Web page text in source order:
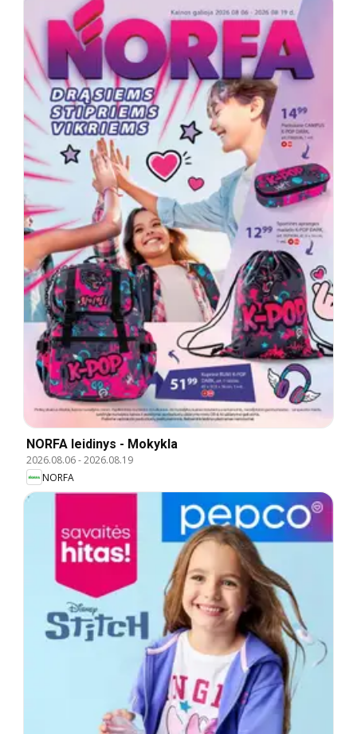
NORFA leidinys - Mokykla
2026.08.06-2026.08.19
NORFA